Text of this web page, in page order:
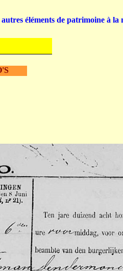
éléments de patrimoine à la